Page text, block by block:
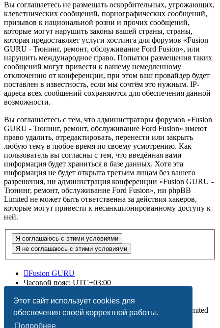
Этот сайт использует cookies для
обеспечения своей корректной работы.
Подробнее
Вы соглашаетесь не размещать оскорбительных, угрожающих,
клеветнических сообщений, порнографических сообщений,
призывов к национальной розни и прочих сообщений,
которые могут нарушить законы вашей страны, страны,
которая предоставляет услуги хостинга для форумов «Fusion
GURU - Тюнинг, ремонт, обслуживание Ford Fusion», или
нарушить международное право. Попытки размещения таких
сообщений могут привести к вашему немедленному
отключению от конференции, при этом ваш провайдер будет
поставлен в известность, если мы сочтём это нужным. IP-
адреса всех сообщений сохраняются для обеспечения данной
возможности.
Вы соглашаетесь с тем, что администраторы форумов «Fusion
GURU - Тюнинг, ремонт, обслуживание Ford Fusion» имеют
право удалить, отредактировать, перенести или закрыть
любую тему в любое время по своему усмотрению. Как
пользователь вы согласны с тем, что введённая вами
информация будет храниться в базе данных. Хотя эта
информация не будет открыта третьим лицам без вашего
разрешения, ни администрация конференции «Fusion GURU -
Тюнинг, ремонт, обслуживание Ford Fusion», ни phpBB
Limited не может быть ответственна за действия хакеров,
которые могут привести к несанкционированному доступу к
ней.
Fusion GURU
Часовой пояс: UTC+03:00
Создано на основеphpBB® Forum Software © phpBB Limited